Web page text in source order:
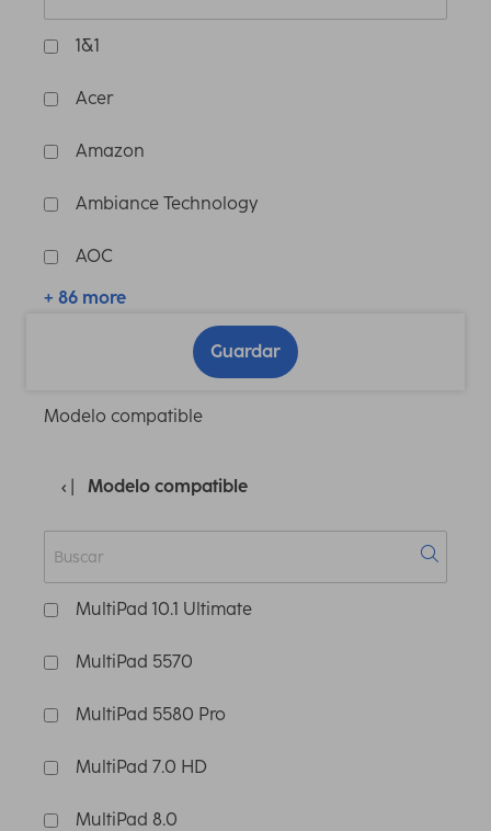
1&1
Acer
Amazon
Ambiance Technology
AOC
+ 86 more
Guardar
Modelo compatible
Modelo compatible
MultiPad 10.1 Ultimate
MultiPad 5570
MultiPad 5580 Pro
MultiPad 7.0 HD
MultiPad 8.0